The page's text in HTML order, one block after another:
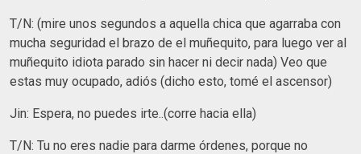
T/N: (mire unos segundos a aquella chica que agarraba con
mucha seguridad el brazo de el muñequito, para luego ver al
muñequito idiota parado sin hacer ni decir nada) Veo que
estas muy ocupado, adiós (dicho esto, tomé el ascensor)
Jin: Espera, no puedes irte..(corre hacia ella)
T/N: Tu no eres nadie para darme órdenes, porque no